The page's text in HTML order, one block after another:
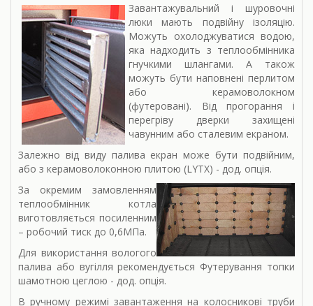
Завантажувальний і шуровочні
люки мають подвійну ізоляцію.
Можуть охолоджуватися водою,
яка надходить з теплообмінника
гнучкими шлангами. А також
можуть бути наповнені перлитом
або керамоволокном
(футеровані). Від прогорання і
перегріву дверки захищені
чавунним або сталевим екраном.
Залежно від виду палива екран може бути подвійним,
або з керамоволоконною плитою (LYTX) - дод. опція.
За окремим замовленням
теплообмінник котла
виготовляється посиленним
– робочий тиск до 0,6МПа.
Для використання вологого
палива або вугілля рекомендується Футерування топки
шамотною цеглою - дод. опція.
В ручному режимі завантаження на колосникові труби